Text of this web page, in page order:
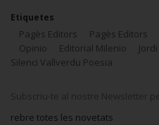
Etiquetes
Pagès Editors Pagès Editors
Opinio
Editorial Milenio
Silenci Vallverdu Poesia
Subscriu-te al nostre Newsletter
rebre totes les novetats